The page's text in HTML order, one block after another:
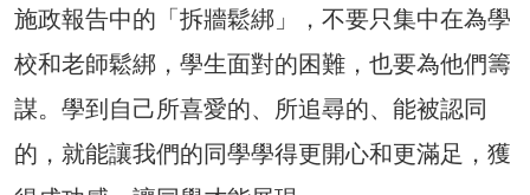
施政報告中的「拆牆鬆綁」，不要只集中在為學
校和老師鬆綁，學生面對的困難，也要為他們籌
謀。學到自己所喜愛的、所追尋的、能被認同
的，就能讓我們的同學學得更開心和更滿足，獲